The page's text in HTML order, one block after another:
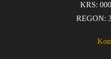
KRS:
REGON: